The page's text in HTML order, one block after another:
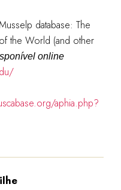
database: The
the World (and other
online
aphia.php?